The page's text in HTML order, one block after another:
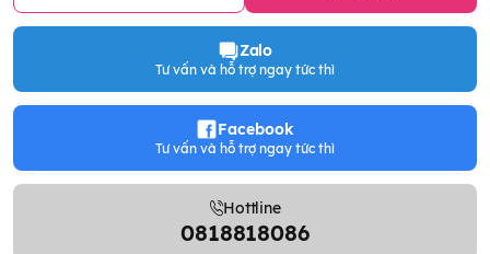
Zalo
Tư vấn và hỗ trợ ngay tức thì
Facebook
Tư vấn và hỗ trợ ngay tức thì
Hottline
0818818086